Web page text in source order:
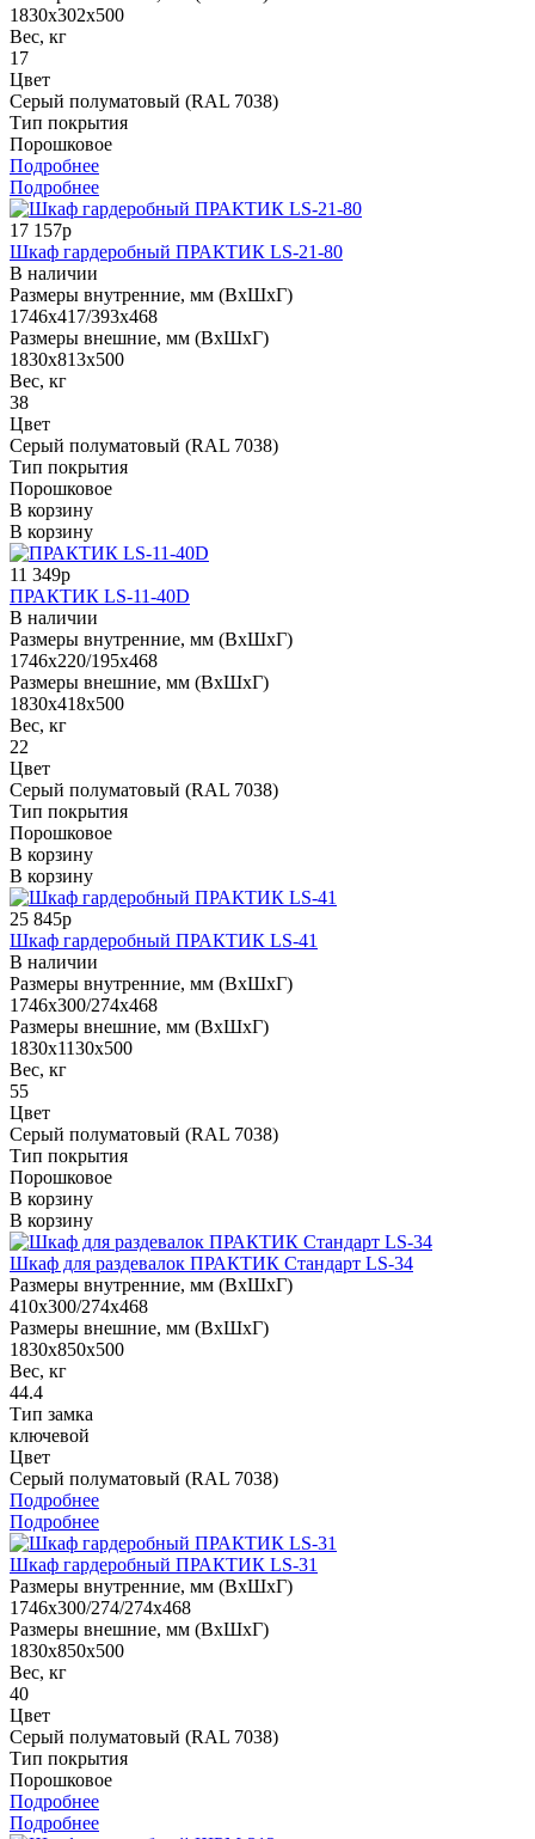
1830x302x500
Вес, кг
17
Цвет
Серый полуматовый (RAL 7038)
Тип покрытия
Порошковое
Подробнее
Подробнее
17 157р
Шкаф гардеробный ПРАКТИК LS-21-80
В наличии
Размеры внутренние, мм (ВхШхГ)
1746x417/393x468
Размеры внешние, мм (ВхШхГ)
1830x813x500
Вес, кг
38
Цвет
Серый полуматовый (RAL 7038)
Тип покрытия
Порошковое
В корзину
В корзину
11 349р
ПРАКТИК LS-11-40D
В наличии
Размеры внутренние, мм (ВхШхГ)
1746x220/195x468
Размеры внешние, мм (ВхШхГ)
1830x418x500
Вес, кг
22
Цвет
Серый полуматовый (RAL 7038)
Тип покрытия
Порошковое
В корзину
В корзину
25 845р
Шкаф гардеробный ПРАКТИК LS-41
В наличии
Размеры внутренние, мм (ВхШхГ)
1746x300/274x468
Размеры внешние, мм (ВхШхГ)
1830x1130x500
Вес, кг
55
Цвет
Серый полуматовый (RAL 7038)
Тип покрытия
Порошковое
В корзину
В корзину
Шкаф для раздевалок ПРАКТИК Стандарт LS-34
Размеры внутренние, мм (ВхШхГ)
410x300/274x468
Размеры внешние, мм (ВхШхГ)
1830x850x500
Вес, кг
44.4
Тип замка
ключевой
Цвет
Серый полуматовый (RAL 7038)
Подробнее
Подробнее
Шкаф гардеробный ПРАКТИК LS-31
Размеры внутренние, мм (ВхШхГ)
1746x300/274/274x468
Размеры внешние, мм (ВхШхГ)
1830x850x500
Вес, кг
40
Цвет
Серый полуматовый (RAL 7038)
Тип покрытия
Порошковое
Подробнее
Подробнее